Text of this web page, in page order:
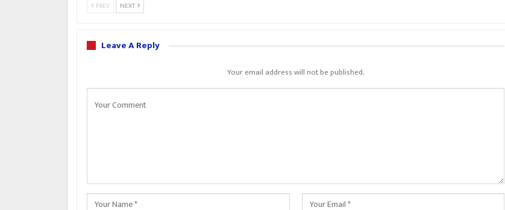
PREV NEXT
Leave A Reply
Your email address will not be published.